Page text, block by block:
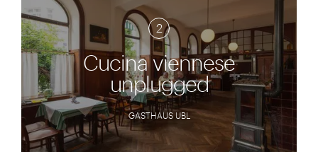
2
Cucina viennese
unplugged
GASTHAUS UBL